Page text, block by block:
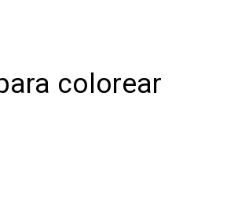
colorear